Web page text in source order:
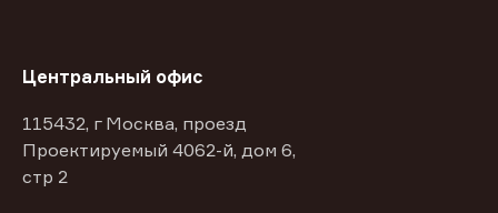
Центральный офис
115432, г Москва, проезд
Проектируемый 4062-й, дом 6,
стр 2